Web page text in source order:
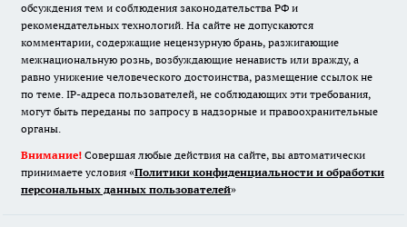
обсуждения тем и соблюдения законодательства РФ и
рекомендательных технологий. На сайте не допускаются
комментарии, содержащие нецензурную брань, разжигающие
межнациональную рознь, возбуждающие ненависть или вражду, а
равно унижение человеческого достоинства, размещение ссылок не
по теме. IP-адреса пользователей, не соблюдающих эти требования,
могут быть переданы по запросу в надзорные и правоохранительные
органы.
Внимание! Совершая любые действия на сайте, вы автоматически
принимаете условия «Политики конфиденциальности и обработки
персональных данных пользователей»